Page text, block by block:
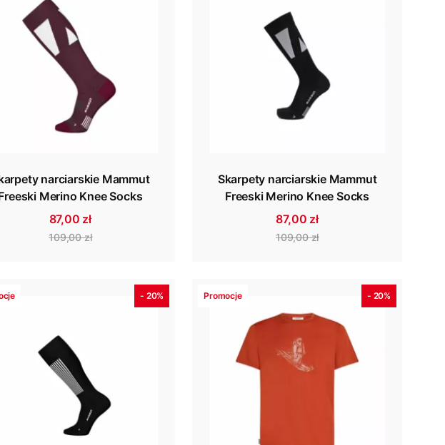
narciarskie Mammut
Merino Knee Socks
87,00 zł
109,00 zł
Skarpety narciarskie Mammut
Freeski Merino Knee Socks
87,00 zł
109,00 zł
- 20% Promocje - 20%